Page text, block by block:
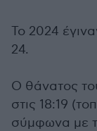
Το 2024
24.
Ο θάνατος
στις 18:19
σύμφωνα με